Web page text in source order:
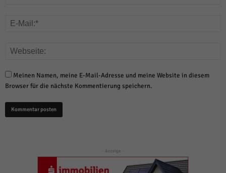
Meinen Namen, meine E-Mail-Adresse und meine Website in diesem
Browser für die nächste Kommentierung speichern.
- Anzeige -